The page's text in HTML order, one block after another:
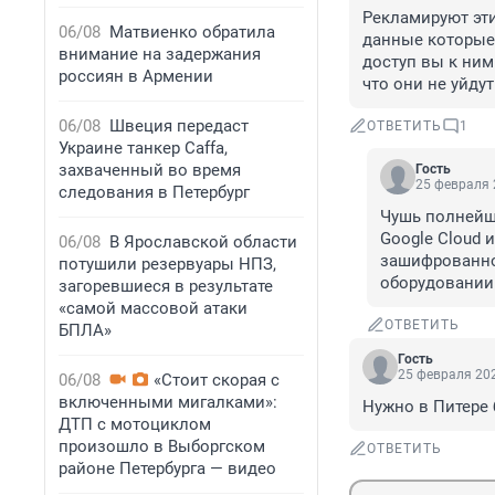
06/08 Матвиенко обратила
внимание на задержания
россиян в Армении
06/08 Швеция передаст
Украине танкер Caffa,
захваченный во время
следования в Петербург
06/08 В Ярославской области
потушили резервуары НПЗ,
загоревшиеся в результате
«самой массовой атаки
БПЛА»
06/08
«Стоит скорая с
включенными мигалками»:
ДТП с мотоциклом
произошло в Выборгском
районе Петербурга — видео
Рекламируют
данные
доступ вы к ним
что они не
ОТВЕТИТЬ 1
Гость
25 февраля
Чушь
Google Cloud
ОТВЕТИТЬ
Гость
25 февраля
Нужно в Питере
ОТВЕТИТЬ